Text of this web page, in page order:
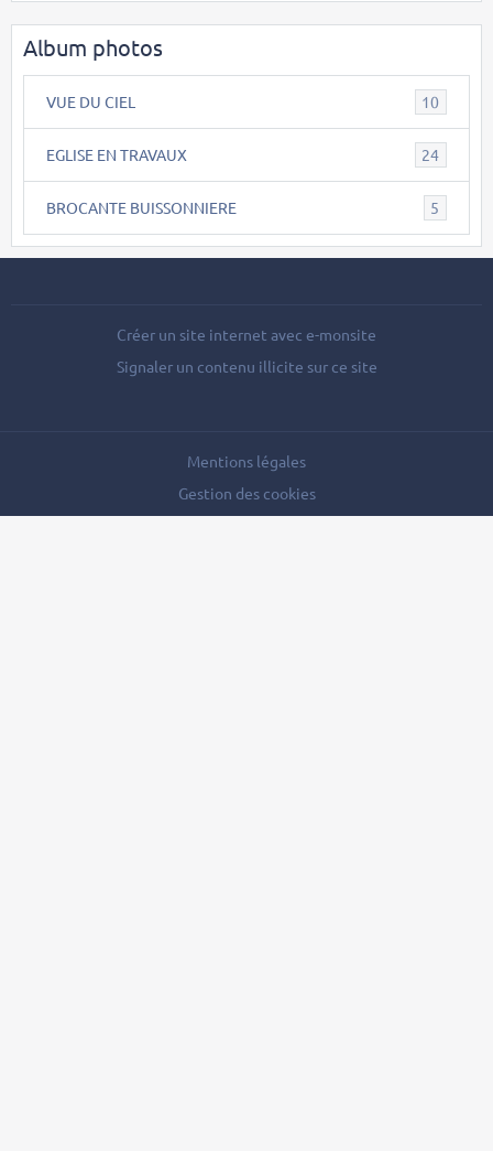
Album photos
VUE DU CIEL 10
EGLISE EN TRAVAUX 24
BROCANTE BUISSONNIERE 5
Créer un site internet avec e-monsite
Signaler un contenu illicite sur ce site
Mentions légales
Gestion des cookies